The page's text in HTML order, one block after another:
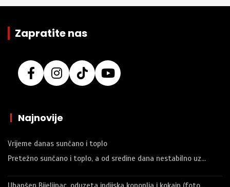
Zapratite nas
| Najnovije
Vrijeme danas sunčano i toplo
Pretežno sunčano i toplo, a od sredine dana nestabilno uz…